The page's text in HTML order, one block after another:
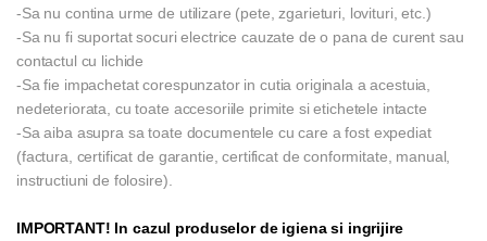
-Sa nu contina urme de utilizare (pete, zgarieturi, lovituri, etc.)
-Sa nu fi suportat socuri electrice cauzate de o pana de curent sau
contactul cu lichide
-Sa fie impachetat corespunzator in cutia originala a acestuia,
nedeteriorata, cu toate accesoriile primite si etichetele intacte
-Sa aiba asupra sa toate documentele cu care a fost expediat
(factura, certificat de garantie, certificat de conformitate, manual,
instructiuni de folosire).
IMPORTANT! In cazul produselor de igiena si ingrijire